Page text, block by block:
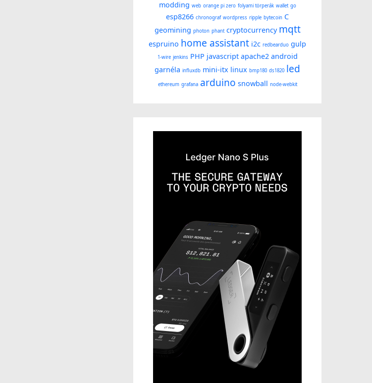
modding web orange pi zero folyami törperák wallet go
esp8266 chronograf wordpress ripple bytecoin C
geomining photon phant cryptocurrency mqtt
espruino home assistant i2c redbearduo gulp
1-wire jenkins PHP javascript apache2 android
garnéla influxdb mini-itx linux bmp180 ds1820 led
ethereum grafana arduino snowball node-webkit